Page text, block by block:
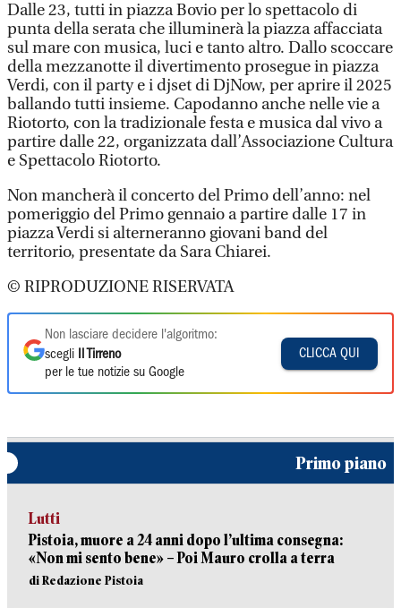
Dalle 23, tutti in piazza Bovio per lo spettacolo di
punta della serata che illuminerà la piazza affacciata
sul mare con musica, luci e tanto altro. Dallo scoccare
della mezzanotte il divertimento prosegue in piazza
Verdi, con il party e i djset di DjNow, per aprire il 2025
ballando tutti insieme. Capodanno anche nelle vie a
Riotorto, con la tradizionale festa e musica dal vivo a
partire dalle 22, organizzata dall’Associazione Cultura
e Spettacolo Riotorto.
Non mancherà il concerto del Primo dell’anno: nel
pomeriggio del Primo gennaio a partire dalle 17 in
piazza Verdi si alterneranno giovani band del
territorio, presentate da Sara Chiarei.
© RIPRODUZIONE RISERVATA
Non lasciare decidere l'algoritmo:
scegli
Il Tirreno
per le tue notizie su Google
CLICCA QUI
Primo piano
Lutti
Pistoia, muore a 24 anni dopo l’ultima consegna:
«Non mi sento bene» – Poi Mauro crolla a terra
di Redazione Pistoia